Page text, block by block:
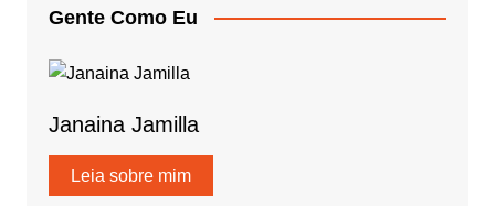
Gente Como Eu
Janaina Jamilla
Leia sobre mim